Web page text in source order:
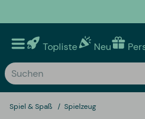
Topliste Neu
Spiel & Spaß Spielzeug